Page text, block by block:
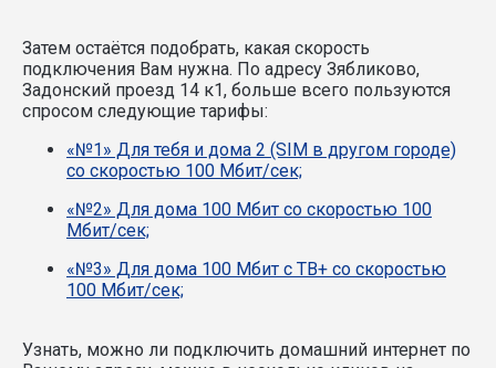
Затем остаётся подобрать, какая скорость
подключения Вам нужна. По адресу Зябликово,
Задонский проезд 14 к1, больше всего пользуются
спросом следующие тарифы:
«№1» Для тебя и дома 2 (SIM в другом городе)
со скоростью 100 Мбит/сек;
«№2» Для дома 100 Мбит со скоростью 100
Мбит/сек;
«№3» Для дома 100 Мбит с ТВ+ со скоростью
100 Мбит/сек;
Узнать, можно ли подключить домашний интернет по